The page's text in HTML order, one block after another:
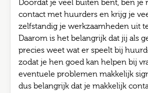
Doordat je veel buiten bent, ben je
contact met huurders en krijg je
zelfstandig je werkzaamheden uit
Daarom is het belangrijk dat jij als
precies weet wat er speelt bij
zodat je hen goed kan helpen bij
eventuele problemen makkelijk
dus belangrijk dat je makkelijk